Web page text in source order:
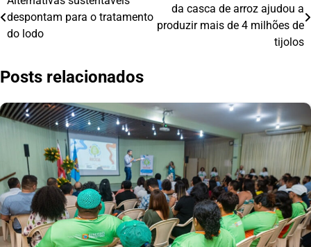
de
despontam para o tratamento
do lodo
da casca de arroz ajudou a
produzir mais de 4 milhões de
tijolos
Posts relacionados